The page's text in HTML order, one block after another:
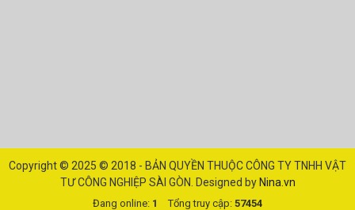
Copyright © 2025 © 2018 - BẢN QUYỀN THUỘC CÔNG TY TNHH VẬT
TƯ CÔNG NGHIỆP SÀI GÒN . Designed by Nina.vn
Đang online: 1 Tổng truy cập: 57454